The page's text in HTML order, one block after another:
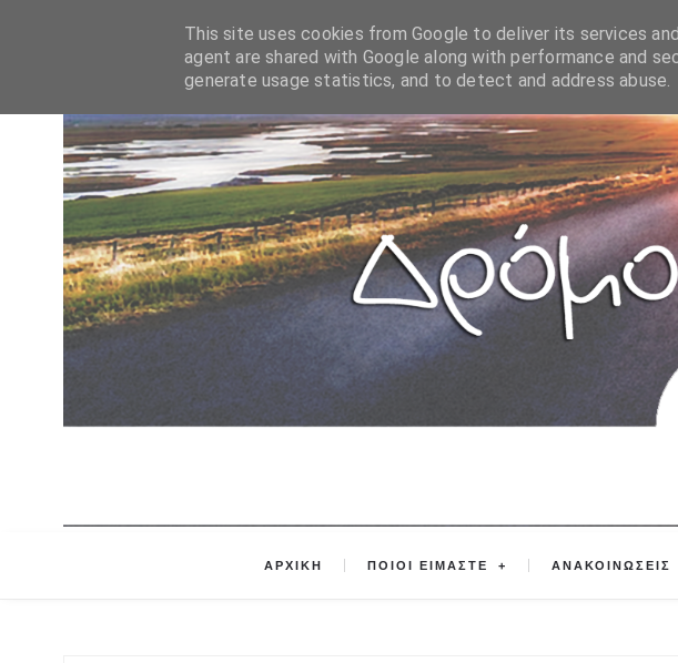
ΑΡΧΙΚΗ ΠΟΙΟΙ ΕΙΜΑΣΤΕ ΑΝΑΚΟΙΝΩΣΕΙΣ
This site uses cookies from Google to deliver its services
agent are shared with Google along with performance and
generate usage statistics, and to detect and address abuse.